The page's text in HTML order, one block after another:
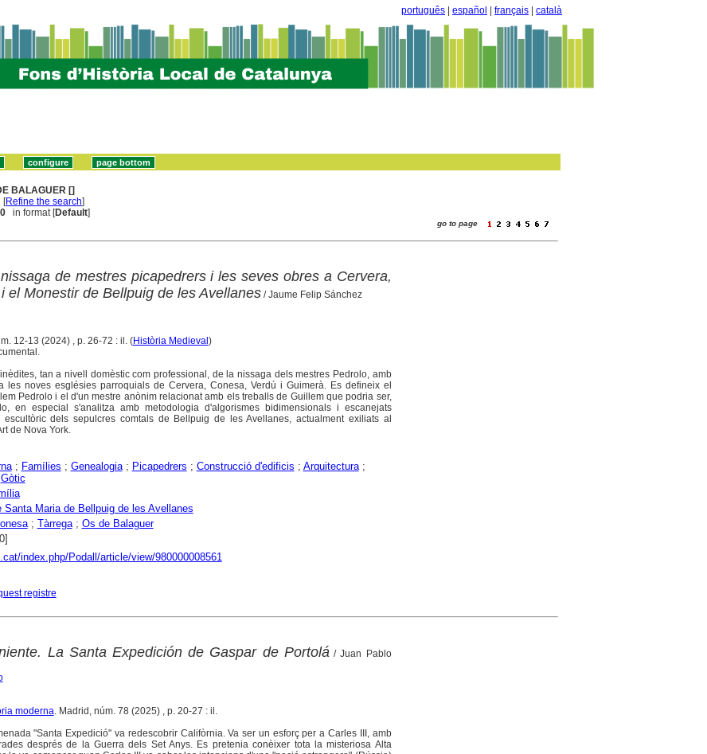
português español français català
BALAGUER []
[Refine the search]
in format [Default]
go to page
de mestres picapedrers i les seves obres a Cervera,
el Monestir de Bellpuig de les Avellanes/ Jaume Felip Sánchez
12-13 (2024) , p. 26-72 : il. (Història Medieval)
tan a nivell domèstic com professional, de la nissaga dels mestres Pedrolo, amb
les noves esglésies parroquials de Cervera, Conesa, Verdú i Guimerà. Es defineix el
Pedrolo i el d'un mestre anònim relacionat amb els treballs de Guillem que podria ser,
en especial s'analitza amb metodologia d'algorismes bidimensionals i escanejats
escultòric dels sepulcres comtals de Bellpuig de les Avellanes, actualment exiliats al
de Nova York.
; Famílies ; Genealogia; Picapedrers ; Construcció d'edificis ; Arquitectura;
Gòtic
Santa Maria de Bellpuig de les Avellanes
; Tàrrega; Os de Balaguer
index.php/Podall/article/view/980000008561
registre
La Santa Expedición de Gaspar de Portolá/ Juan Pablo
moderna. Madrid, núm. 78 (2025) , p. 20-27 : il.
"Santa Expedició" va redescobrir Califòrnia. Va ser un esforç per a Carles III, amb
després de la Guerra dels Set Anys. Es pretenia conèixer tota la misteriosa Alta